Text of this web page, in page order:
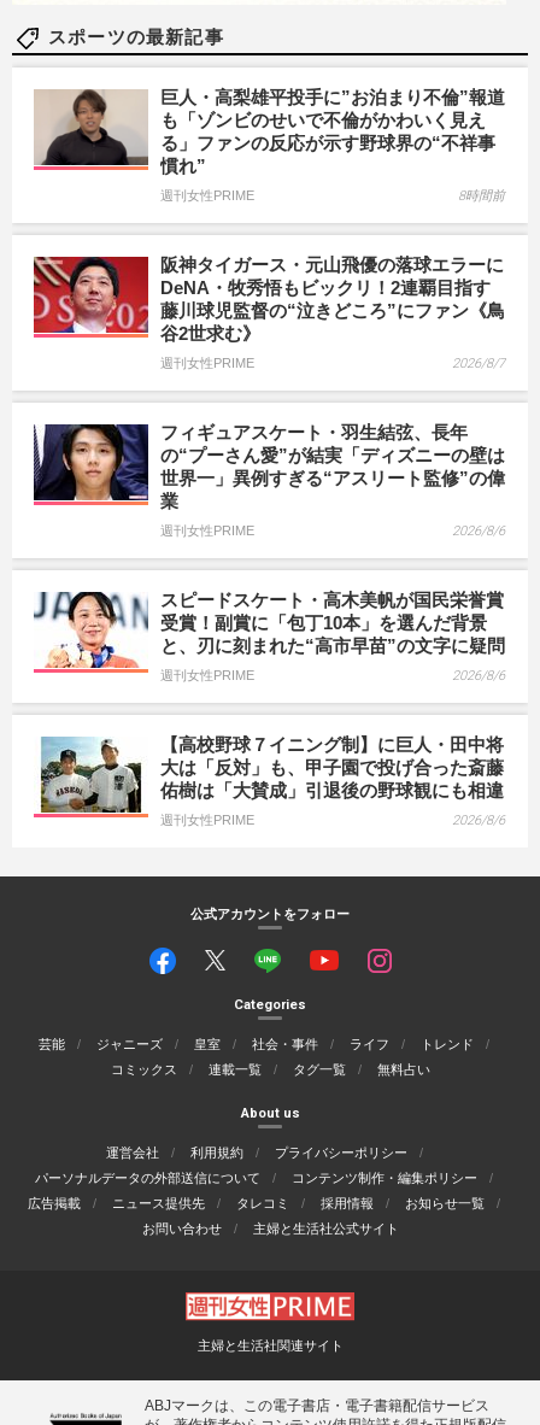
スポーツの最新記事
巨人・高梨雄平投手に”お泊まり不倫”報道
も「ゾンビのせいで不倫がかわいく見え
る」ファンの反応が示す野球界の“不祥事
慣れ”
週刊女性PRIME 8時間前
阪神タイガース・元山飛優の落球エラーに
DeNA・牧秀悟もビックリ！2連覇目指す
藤川球児監督の“泣きどころ”にファン《鳥
谷2世求む》
週刊女性PRIME 2026/8/7
フィギュアスケート・羽生結弦、長年
の“プーさん愛”が結実「ディズニーの壁は
世界一」異例すぎる“アスリート監修”の偉
業
週刊女性PRIME 2026/8/6
スピードスケート・高木美帆が国民栄誉賞
受賞！副賞に「包丁10本」を選んだ背景
と、刃に刻まれた“高市早苗”の文字に疑問
週刊女性PRIME 2026/8/6
【高校野球７イニング制】に巨人・田中将
大は「反対」も、甲子園で投げ合った斎藤
佑樹は「大賛成」引退後の野球観にも相違
週刊女性PRIME 2026/8/6
公式アカウントをフォロー
Categories
芸能 ジャニーズ 皇室 社会・事件 ライフ
トレンド
コミックス
連載一覧 タグ一覧 無料占い
About us
運営会社 利用規約
プライバシーポリシー
パーソナルデータの外部送信について
コンテンツ制作・編集ポリシー
広告掲載
ニュース提供先 タレコミ 採用情報
お知らせ一覧
お問い合わせ
主婦と生活社公式サイト
主婦と生活社関連サイト
ABJマークは、この電子書店・電子書籍配信サービス